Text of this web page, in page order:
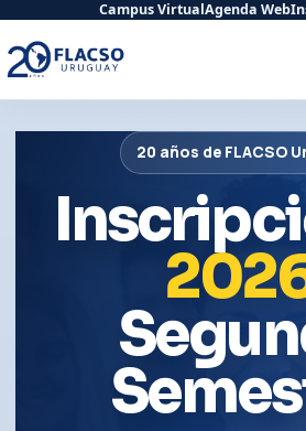
contenido
contenido
Campus VirtualAgenda Web
20 años de FLACSO